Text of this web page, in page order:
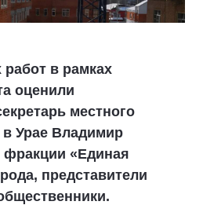
в рамках
оценили
местного
Урае Владимир
«Единая
представители